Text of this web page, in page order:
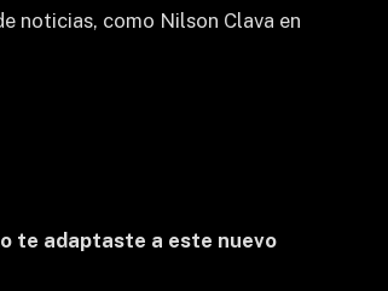
noticias, como Nilson Clava en
te adaptaste a este nuevo